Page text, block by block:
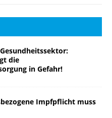
die
in Gefahr!
Impfpflicht muss